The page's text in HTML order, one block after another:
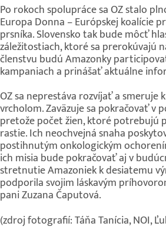
Po rokoch spolupráce sa OZ stalo
Europa Donna – Európskej koalície
prsníka. Slovensko tak bude môcť
záležitostiach, ktoré sa prerokúvajú
členstvu budú Amazonky
kampaniach a prinášať aktuálne
OZ sa neprestáva rozvíjať a smeruje
vrcholom. Zaväzuje sa pokračovať v
pretože počet žien, ktoré potrebujú
rastie. Ich neochvejná snaha
postihnutým onkologickým
ich misia bude pokračovať aj v
stretnutie Amazoniek k desiatemu
podporila svojim láskavým
pani Zuzana Čaputová.
(zdroj fotografií: Táňa Tanícia, NOI,